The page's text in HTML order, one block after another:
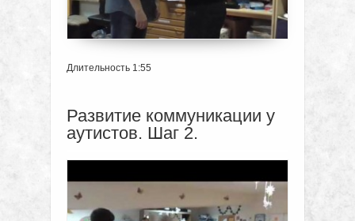
Длительность 1:55
Развитие коммуникации у
аутистов. Шаг 2.